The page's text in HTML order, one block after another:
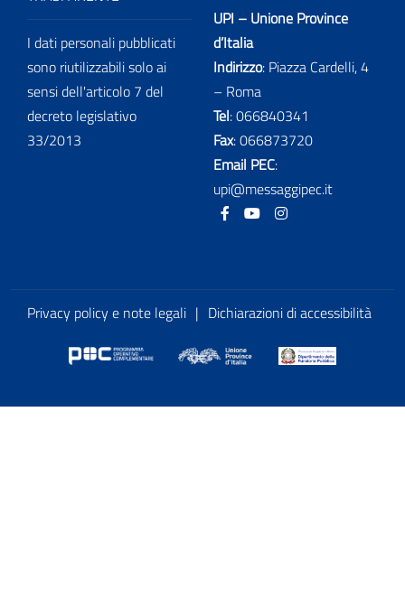
I dati personali pubblicati
sono riutilizzabili solo ai
sensi dell'articolo 7 del
decreto legislativo
33/2013
UPI – Unione Province
d’Italia
Indirizzo: Piazza Cardelli, 4
– Roma
Tel:066840341
Fax:066873720
Email PEC:
upi@messaggipec.it
FacebookYoutube
Privacy policy e note legali | Dichiarazioni di accessibilità